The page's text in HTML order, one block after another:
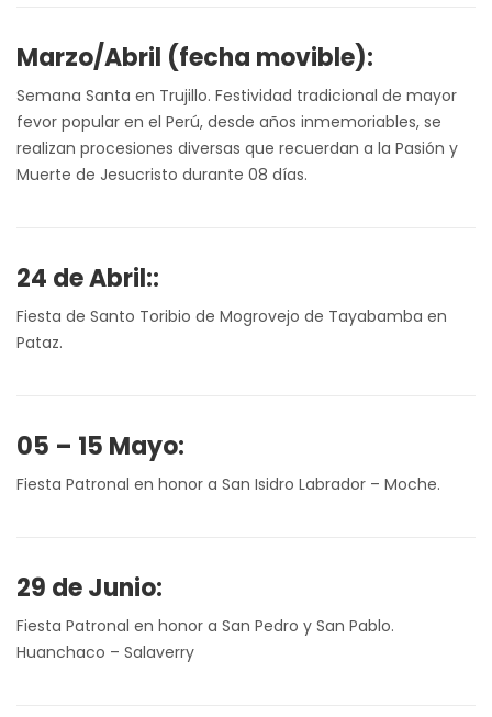
Marzo/Abril (fecha movible):
Semana Santa en Trujillo. Festividad tradicional de mayor
fevor popular en el Perú, desde años inmemoriables, se
realizan procesiones diversas que recuerdan a la Pasión y
Muerte de Jesucristo durante 08 días.
24 de Abril::
Fiesta de Santo Toribio de Mogrovejo de Tayabamba en
Pataz.
05 – 15 Mayo:
Fiesta Patronal en honor a San Isidro Labrador – Moche.
29 de Junio:
Fiesta Patronal en honor a San Pedro y San Pablo.
Huanchaco – Salaverry